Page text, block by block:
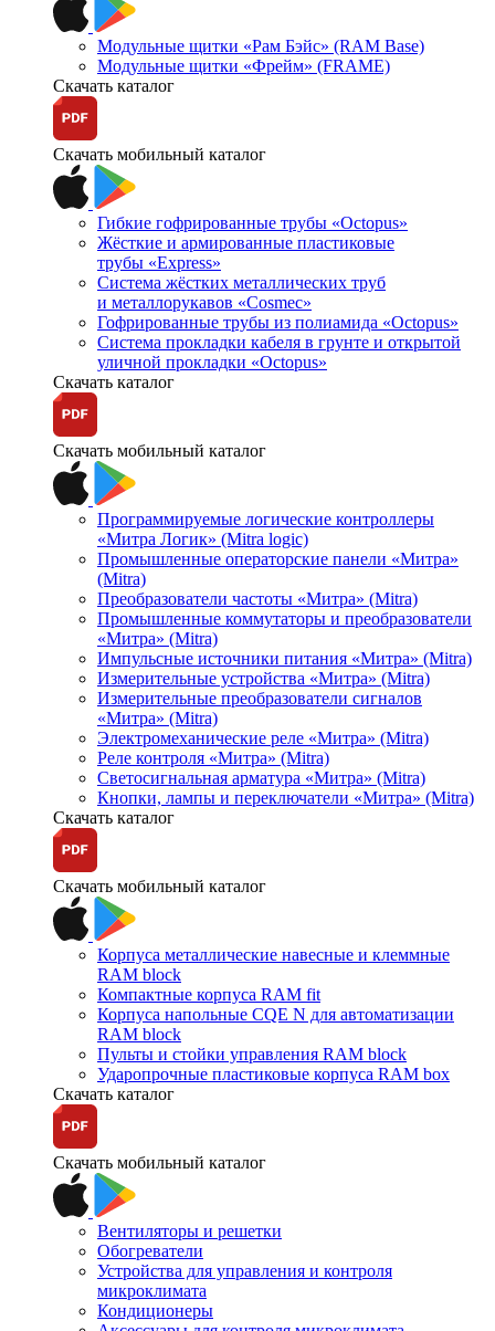
Модульные щитки «Рам Бэйс» (RAM Base)
Модульные щитки «Фрейм» (FRAME)
Скачать каталог
Скачать мобильный каталог
Гибкие гофрированные трубы «Octopus»
Жёсткие и армированные пластиковые
трубы «Express»
Система жёстких металлических труб
и металлорукавов «Cosmec»
Гофрированные трубы из полиамида «Octopus»
Система прокладки кабеля в грунте и открытой
уличной прокладки «Octopus»
Скачать каталог
Скачать мобильный каталог
Программируемые логические контроллеры
«Митра Логик» (Mitra logic)
Промышленные операторские панели «Митра»
(Mitra)
Преобразователи частоты «Митра» (Mitra)
Промышленные коммутаторы и преобразователи
«Митра» (Mitra)
Импульсные источники питания «Митра» (Mitra)
Измерительные устройства «Митра» (Mitra)
Измерительные преобразователи сигналов
«Митра» (Mitra)
Электромеханические реле «Митра» (Mitra)
Реле контроля «Митра» (Mitra)
Светосигнальная арматура «Митра» (Mitra)
Кнопки, лампы и переключатели «Митра» (Mitra)
Скачать каталог
Скачать мобильный каталог
Корпуса металлические навесные и клеммные
RAM block
Компактные корпуса RAM fit
Корпуса напольные CQE N для автоматизации
RAM block
Пульты и стойки управления RAM block
Ударопрочные пластиковые корпуса RAM box
Скачать каталог
Скачать мобильный каталог
Вентиляторы и решетки
Обогреватели
Устройства для управления и контроля
микроклимата
Кондиционеры